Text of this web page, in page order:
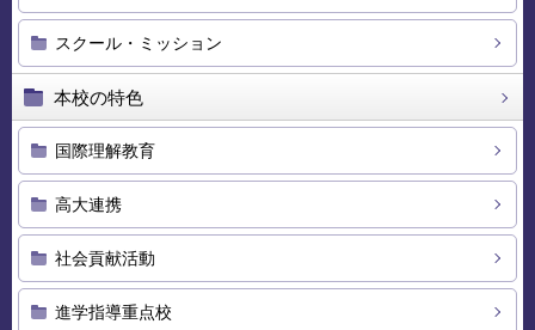
スクール・ミッション
本校の特色
国際理解教育
高大連携
社会貢献活動
進学指導重点校